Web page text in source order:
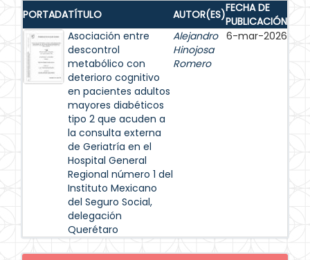
PORTADATÍTULO AUTOR(ES)FECHA DE
PUBLICACIÓN
Asociación entre
descontrol
metabólico con
deterioro cognitivo
en pacientes adultos
mayores diabéticos
tipo 2 que acuden a
la consulta externa
de Geriatría en el
Hospital General
Regional número 1 del
Instituto Mexicano
del Seguro Social,
delegación
Querétaro
Alejandro
Hinojosa
Romero
6-mar-2026